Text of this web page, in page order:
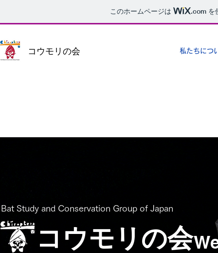
このホームページは .com を
コウモリの会 私たちにつ
Bat Study and Conservation Group of Japan
コウモリの会